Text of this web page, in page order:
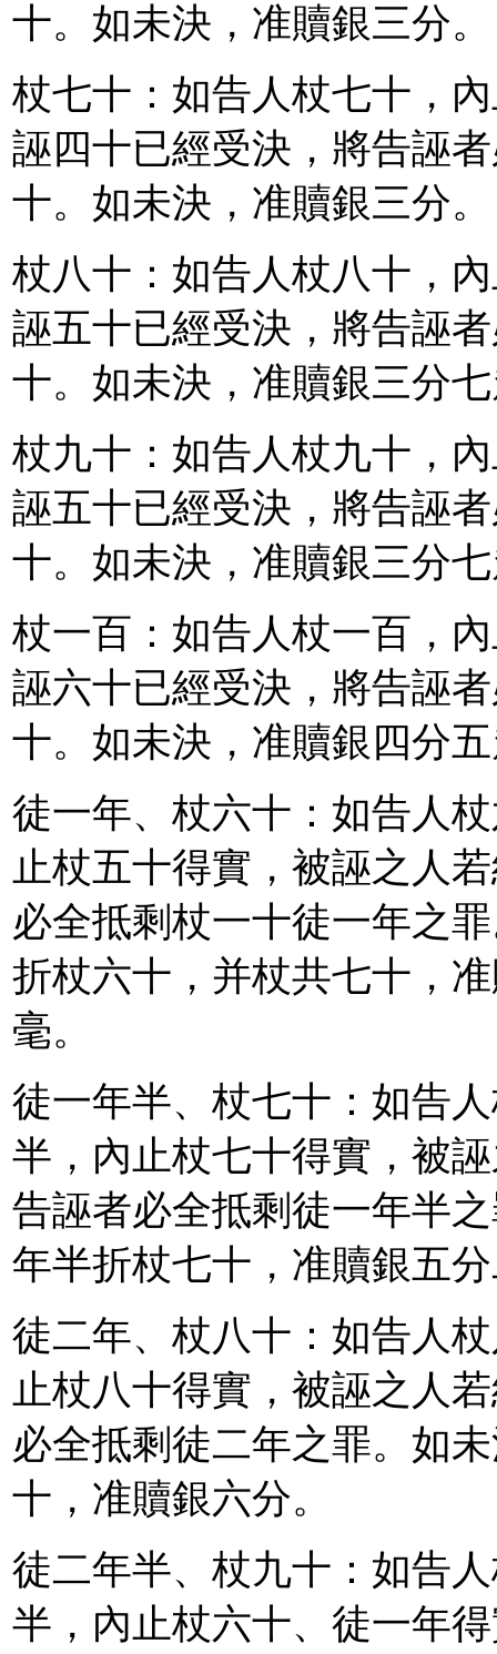
十。如未決，准贖銀三分。
杖七十：如告人杖七十，
誣四十已經受決，將告誣
十。如未決，准贖銀三分。
杖八十：如告人杖八十，
誣五十已經受決，將告誣
十。如未決，准贖銀三分
杖九十：如告人杖九十，
誣五十已經受決，將告誣
十。如未決，准贖銀三分
杖一百：如告人杖一百，
誣六十已經受決，將告誣
十。如未決，准贖銀四分
徒一年、杖六十：如告人
止杖五十得實，被誣之人
必全抵剩杖一十徒一年之
折杖六十，并杖共七十，
毫。
徒一年半、杖七十：如告
半，內止杖七十得實，被
告誣者必全抵剩徒一年半
年半折杖七十，准贖銀五
徒二年、杖八十：如告人
止杖八十得實，被誣之人
必全抵剩徒二年之罪。如
十，准贖銀六分。
徒二年半、杖九十：如告
半，內止杖六十、徒一年